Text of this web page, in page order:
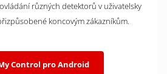
různých detektorů v uživatelsky
koncovým zákazníkům.
Control pro Android